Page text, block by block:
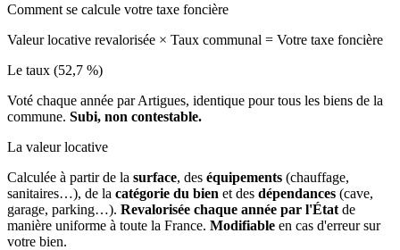
Comment se calcule votre taxe foncière
Valeur locative revalorisée × Taux communal = Votre taxe foncière
Le taux (52,7 %)
Voté chaque année par Artigues, identique pour tous les biens de la
commune. Subi, non contestable.
La valeur locative
Calculée à partir de la surface, des équipements (chauffage,
sanitaires…), de la catégorie du bien et des dépendances (cave,
garage, parking…). Revalorisée chaque année par l'État de
manière uniforme à toute la France. Modifiable en cas d'erreur sur
votre bien.